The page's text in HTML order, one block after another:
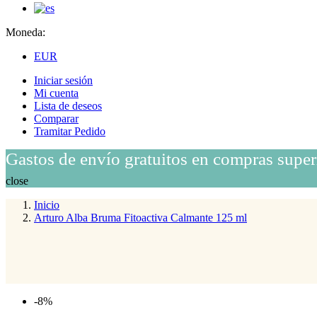
Moneda:
EUR
Iniciar sesión
Mi cuenta
Lista de deseos
Comparar
Tramitar Pedido
Gastos de envío gratuitos en compras
close
Inicio
Arturo Alba Bruma Fitoactiva Calmante 125 ml
-8%